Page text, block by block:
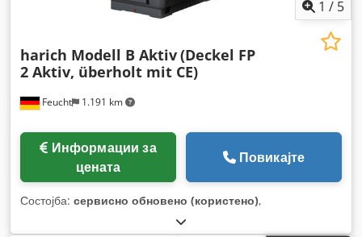
1 / 5
Feucht 1.191 km
harich Modell B Aktiv(Deckel FP
2 Aktiv, überholt mit CE)
цената
Повикајте
Состојба: сервисно обновено (користено),